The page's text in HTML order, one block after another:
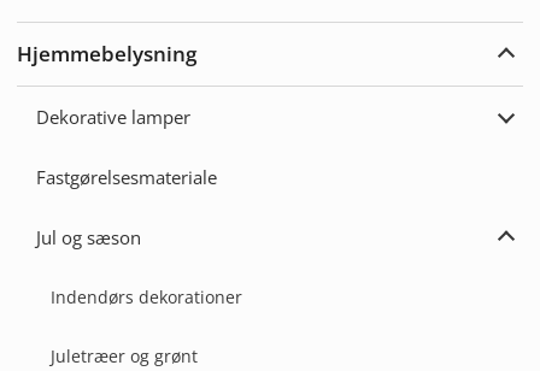
Hjemmebelysning
Dekorative lamper
Fastgørelsesmateriale
Jul og sæson
Indendørs dekorationer
Juletræer og grønt